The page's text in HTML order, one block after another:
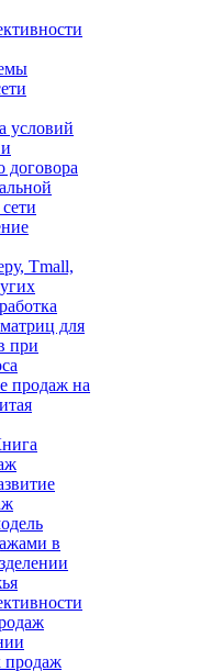
условий
договора
Tmall,
для
при
продаж на
в
продаж